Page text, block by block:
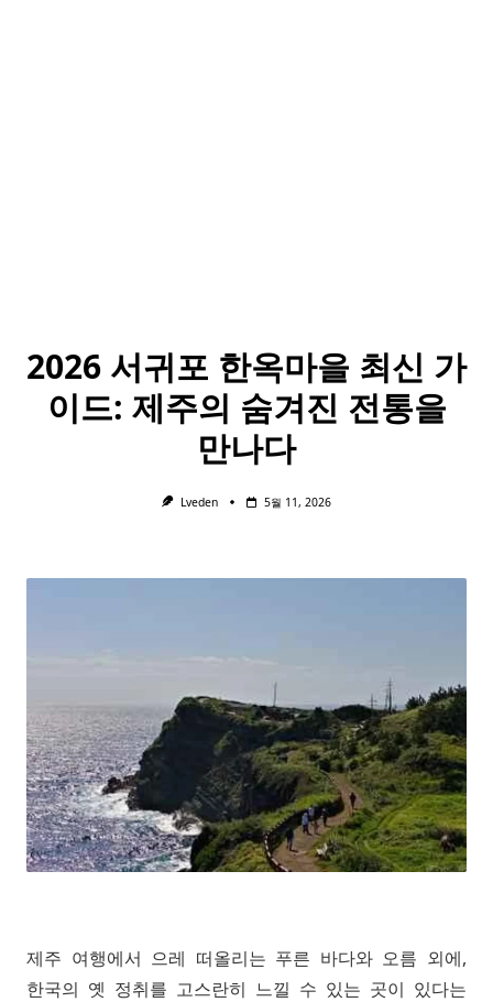
2026 서귀포 한옥마을 최신 가
이드: 제주의 숨겨진 전통을
만나다
Lveden 5월 11, 2026
제주 여행에서 으레 떠올리는 푸른 바다와 오름 외에,
한국의 옛 정취를 고스란히 느낄 수 있는 곳이 있다는